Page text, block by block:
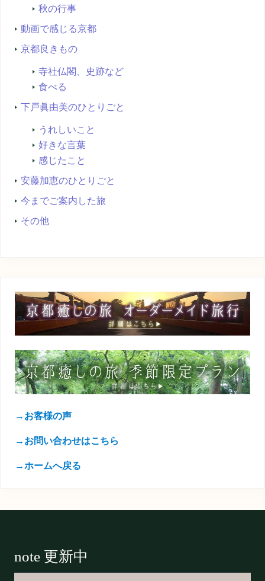
秋の行事
動画で感じる京都
京都良きもの
寺社仏閣、史跡など
食べる
下戸眞由美のひとりごと
うれしいこと
好きな言葉
感じたこと
安藤加恵のひとりごと
今までご案内した旅
その他
→お客様の声
→お問い合わせはこちら
→ホームへ戻る
note 更新中